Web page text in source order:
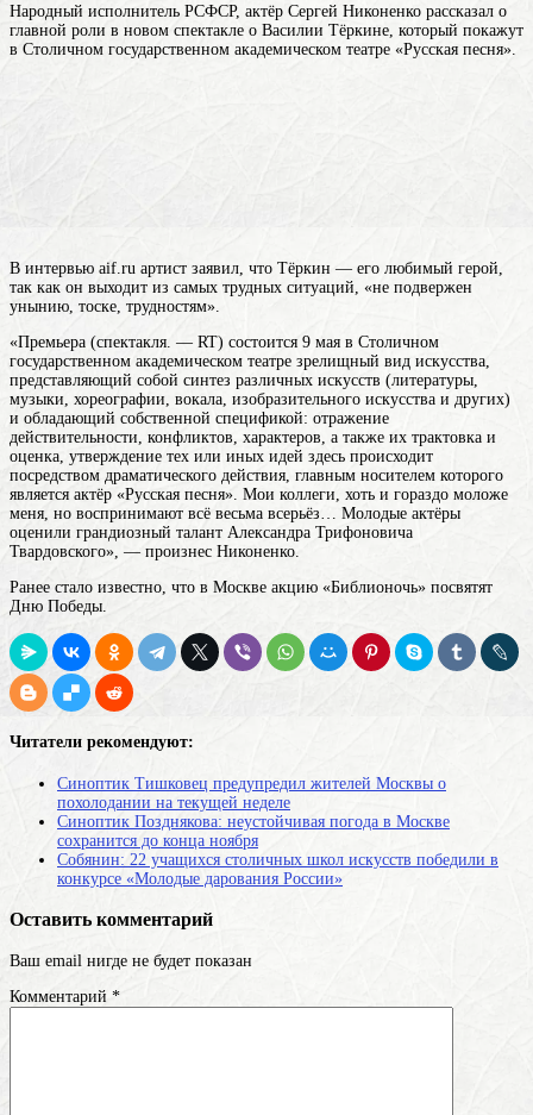
Народный исполнитель РСФСР, актёр Сергей Никоненко рассказал о
главной роли в новом спектакле о Василии Тёркине, который покажут
в Столичном государственном академическом театре «Русская песня».
В интервью aif.ru артист заявил, что Тёркин — его любимый герой,
так как он выходит из самых трудных ситуаций, «не подвержен
унынию, тоске, трудностям».
«Премьера (спектакля. — RT) состоится 9 мая в Столичном
государственном академическом театре зрелищный вид искусства,
представляющий собой синтез различных искусств (литературы,
музыки, хореографии, вокала, изобразительного искусства и других)
и обладающий собственной спецификой: отражение
действительности, конфликтов, характеров, а также их трактовка и
оценка, утверждение тех или иных идей здесь происходит
посредством драматического действия, главным носителем которого
является актёр «Русская песня». Мои коллеги, хоть и гораздо моложе
меня, но воспринимают всё весьма всерьёз… Молодые актёры
оценили грандиозный талант Александра Трифоновича
Твардовского», — произнес Никоненко.
Ранее стало известно, что в Москве акцию «Библионочь» посвятят
Дню Победы.
Читатели рекомендуют:
Синоптик Тишковец предупредил жителей Москвы о
похолодании на текущей неделе
Синоптик Позднякова: неустойчивая погода в Москве
сохранится до конца ноября
Собянин: 22 учащихся столичных школ искусств победили в
конкурсе «Молодые дарования России»
Оставить комментарий
Ваш email нигде не будет показан
Комментарий *